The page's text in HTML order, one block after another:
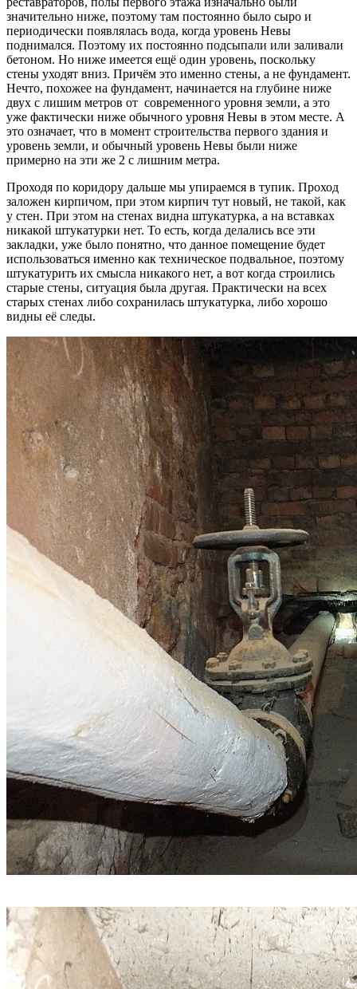
значительно ниже, поэтому там постоянно было сыро и
периодически появлялась вода, когда уровень Невы
поднимался. Поэтому их постоянно подсыпали или заливали
бетоном. Но ниже имеется ещё один уровень, поскольку
стены уходят вниз. Причём это именно стены, а не фундамент.
Нечто, похожее на фундамент, начинается на глубине ниже
двух с лишим метров от современного уровня земли, а это
уже фактически ниже обычного уровня Невы в этом месте. А
это означает, что в момент строительства первого здания и
уровень земли, и обычный уровень Невы были ниже
примерно на эти же 2 с лишним метра.
Проходя по коридору дальше мы упираемся в тупик. Проход
заложен кирпичом, при этом кирпич тут новый, не такой, как
у стен. При этом на стенах видна штукатурка, а на вставках
никакой штукатурки нет. То есть, когда делались все эти
закладки, уже было понятно, что данное помещение будет
использоваться именно как техническое подвальное, поэтому
штукатурить их смысла никакого нет, а вот когда строились
старые стены, ситуация была другая. Практически на всех
старых стенах либо сохранилась штукатурка, либо хорошо
видны её следы.